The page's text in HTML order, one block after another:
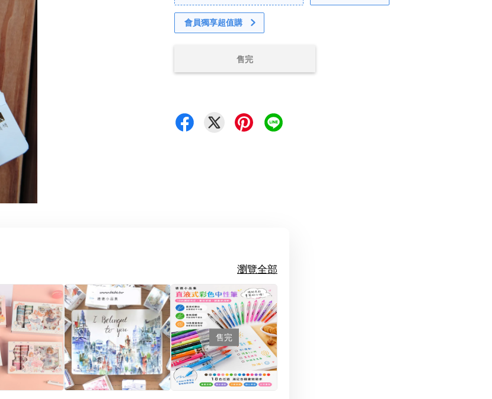
會員獨享超值購
售完
瀏覽全部
售完